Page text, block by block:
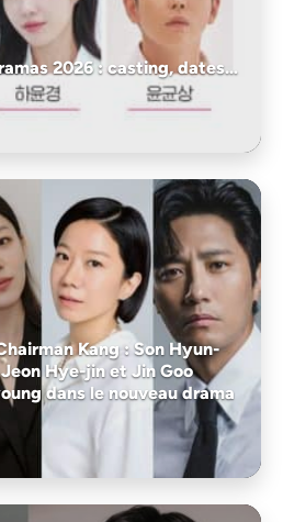
2026 : casting, dates…
Kang : Son Hyun-
Hye-jin et Jin Goo
dans le nouveau drama